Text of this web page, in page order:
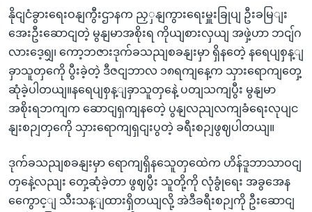
နိုငျငံခွားရေးဝနျကွီးဌာနက ညှှနျကွားရေးမှူးခြုပျ ဦးခမြျး
အေးဦးဆောငျတဲ့ မွနျမာအစိုးရ ကိုယျစားလှယျ အဖှဲ့ဟာ ဘငျ်ဂ
လားဒေ့ရျှ၊ ကော့ဘဇားဒုက်ခသညျစခနျးမှာ ရှိနတေဲ့ နရေပျစှန့ျ
ခှာသူတှကေို ပွီးခဲ့တဲ့ ဒီဇငျဘာလ ၁၈ရကျနေ့က သှားရောကျတှေ့
ဆုံခဲ့ပါတယျ။နရေပျစှန့ျခှာသူတှနေဲ့ ပတျသကျပွီး မွနျမာ
အစိုးရဘကျက ဆောငျရှကျနတေဲ့ ပွနျလညျလကျခံရေးလုပျင
နျးစဉျတှကေို သှားရောကျရှငျးပွတဲ့ ခရီးစဉျဖွဈပါတယျ။
ဒုက်ခသညျစခနျးမှာ ရောကျရှိနသေူတှထေဲက ဟိန်ဒူဘာသာဝငျ
တှနေဲ့လညျး တှေ့ဆုံခဲ့တာ ဖွဈပွီး သူတို့ကို လုံခွုံရေး အခွအေန
ကွေောင့ျ သီးသန့ျထားရှိတယျလို့ အဲဒီခရီးစဉျကို ဦးဆောငျ